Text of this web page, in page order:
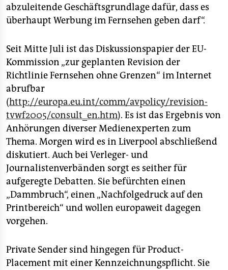
abzuleitende Geschäftsgrundlage dafür, dass es
überhaupt Werbung im Fernsehen geben darf“.
Seit Mitte Juli ist das Diskussionspapier der EU-
Kommission „zur geplanten Revision der
Richtlinie Fernsehen ohne Grenzen“ im Internet
abrufbar
(http://europa.eu.int/comm/avpolicy/revision-
tvwf2005/consult_en.htm). Es ist das Ergebnis von
Anhörungen diverser Medienexperten zum
Thema. Morgen wird es in Liverpool abschließend
diskutiert. Auch bei Verleger- und
Journalistenverbänden sorgt es seither für
aufgeregte Debatten. Sie befürchten einen
„Dammbruch“, einen „Nachfolgedruck auf den
Printbereich“ und wollen europaweit dagegen
vorgehen.
Private Sender sind hingegen für Product-
Placement mit einer Kennzeichnungspflicht. Sie